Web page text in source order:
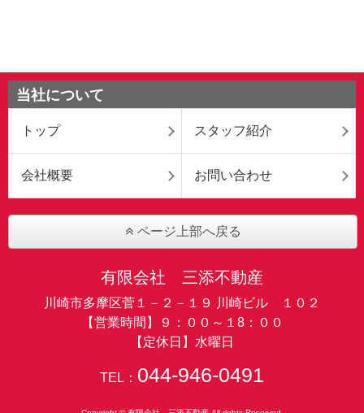
当社について
トップ スタッフ紹介
会社概要 お問い合わせ
ページ上部へ戻る
有限会社 三添不動産
川崎市多摩区菅１－２－１９ 川崎ビル １０２
【営業時間】９：００～１8：００
【定休日】水曜日
TEL： 044-946-0491